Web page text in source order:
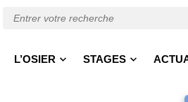
L’OSIER STAGES